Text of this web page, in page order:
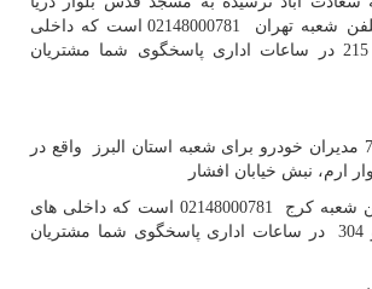
است . شماره تلفن شعبه تهران 02148000781 است که داخلی
های 213 ، 214 ، 215 در ساعات اداری پاسخگوی شما مشتریان
آدرس نمایندگی 777 مدیران خودرو برای شعبه استان البرز واقع در
ارم، نبش خیابان افشار
است. شماره تلفن شعبه کرج 02148000781 است که داخلی های
301 ، 302 ، 303 و 304 در ساعات اداری پاسخگوی شما مشتریان